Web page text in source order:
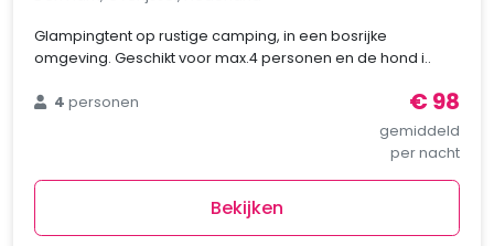
Glampingtent op rustige camping, in een bosrijke
omgeving. Geschikt voor max.4 personen en de hond i..
4personen € 98
gemiddeld
per nacht
Bekijken